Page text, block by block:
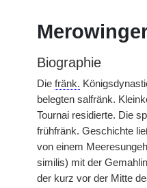
Biographie
Die fränk.
belegten salfränk.
Tournai residierte. Die
frühfränk. Geschichte
von einem
similis) mit der
der kurz vor der Mitte